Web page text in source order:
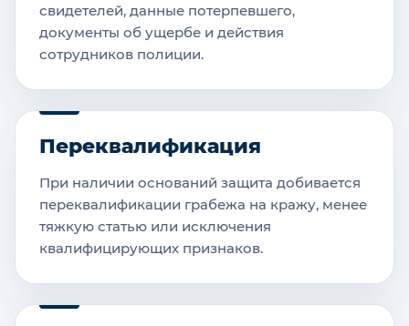
свидетелей, данные потерпевшего,
документы об ущербе и действия
сотрудников полиции.
Переквалификация
При наличии оснований защита добивается
переквалификации грабежа на кражу, менее
тяжкую статью или исключения
квалифицирующих признаков.